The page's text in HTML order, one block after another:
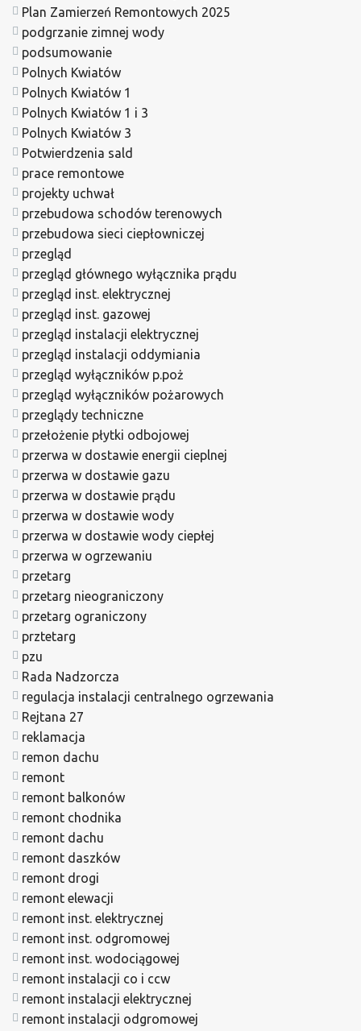
Plan Zamierzeń Remontowych 2025
podgrzanie zimnej wody
podsumowanie
Polnych Kwiatów
Polnych Kwiatów 1
Polnych Kwiatów 1 i 3
Polnych Kwiatów 3
Potwierdzenia sald
prace remontowe
projekty uchwał
przebudowa schodów terenowych
przebudowa sieci ciepłowniczej
przegląd
przegląd głównego wyłącznika prądu
przegląd inst. elektrycznej
przegląd inst. gazowej
przegląd instalacji elektrycznej
przegląd instalacji oddymiania
przegląd wyłączników p.poż
przegląd wyłączników pożarowych
przeglądy techniczne
przełożenie płytki odbojowej
przerwa w dostawie energii cieplnej
przerwa w dostawie gazu
przerwa w dostawie prądu
przerwa w dostawie wody
przerwa w dostawie wody ciepłej
przerwa w ogrzewaniu
przetarg
przetarg nieograniczony
przetarg ograniczony
prztetarg
pzu
Rada Nadzorcza
regulacja instalacji centralnego ogrzewania
Rejtana 27
reklamacja
remon dachu
remont
remont balkonów
remont chodnika
remont dachu
remont daszków
remont drogi
remont elewacji
remont inst. elektrycznej
remont inst. odgromowej
remont inst. wodociągowej
remont instalacji co i ccw
remont instalacji elektrycznej
remont instalacji odgromowej